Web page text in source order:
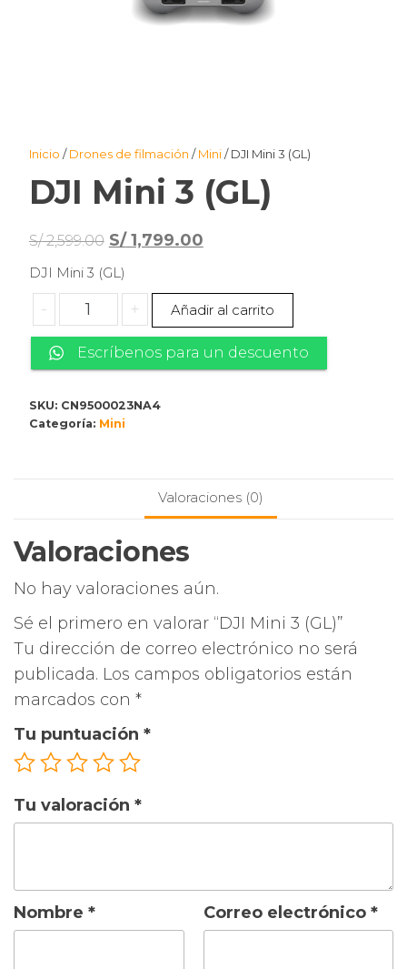
Inicio /Drones de filmación /Mini/ DJI Mini 3 (GL)
DJI Mini 3 (GL)
S/2,599.00 El
precio
original
era:
S/ 2,599.00.
S/1,799.00El
actual
es:
S/ 1,799.00.
DJI Mini 3 (GL)
-
Mini
3
(GL)
+ Añadir al carrito
Escríbenos para un descuento
SKU: CN9500023NA4
Categoría: Mini
Valoraciones (0)
Valoraciones
No hay valoraciones aún.
Sé el primero en valorar “DJI Mini 3 (GL)”
Tu dirección de correo electrónico no será
publicada. Los campos obligatorios están
marcados con *
Tu puntuación *
Tu valoración *
Nombre * Correo electrónico *